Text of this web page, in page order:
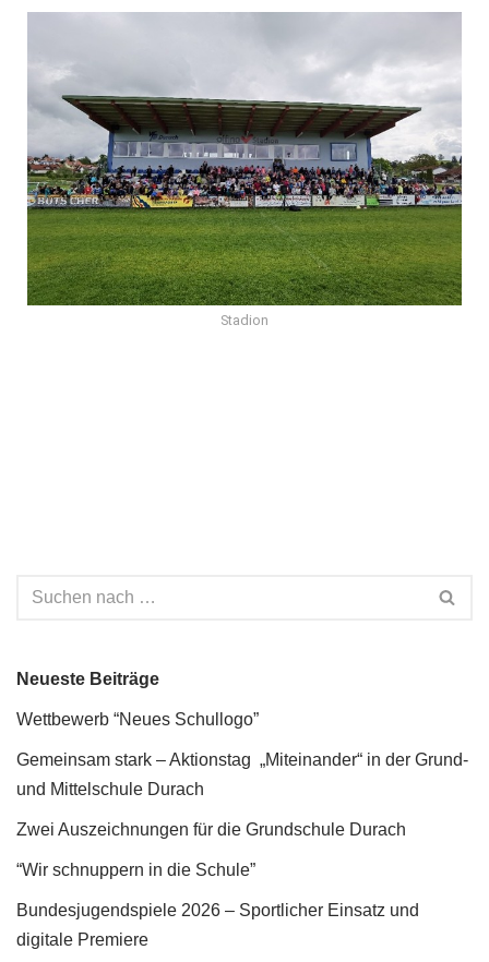
Stadion
Neueste Beiträge
Wettbewerb “Neues Schullogo”
Gemeinsam stark – Aktionstag „Miteinander“ in der Grund-
und Mittelschule Durach
Zwei Auszeichnungen für die Grundschule Durach
“Wir schnuppern in die Schule”
Bundesjugendspiele 2026 – Sportlicher Einsatz und
digitale Premiere